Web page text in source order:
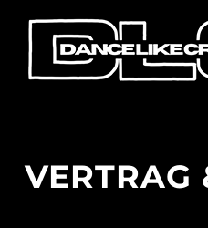
Inhalt
springen
VERTRAG